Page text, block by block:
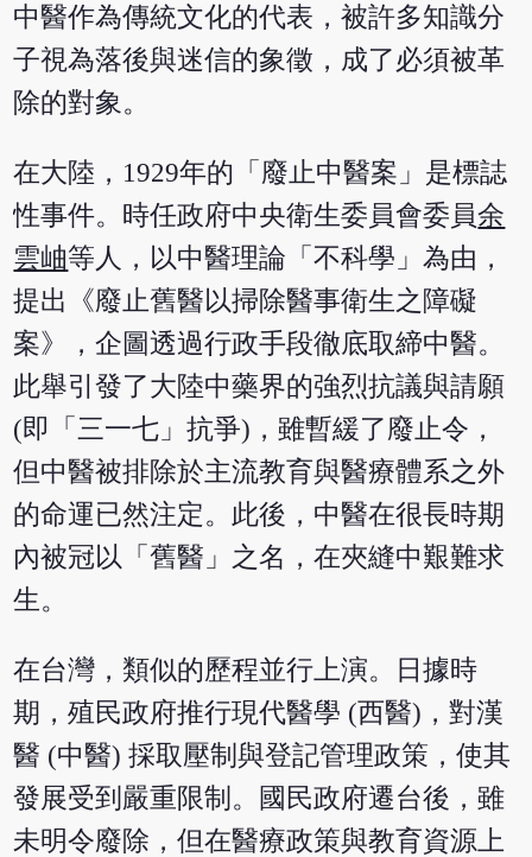
中醫作為傳統文化的代表，被許多知識分
子視為落後與迷信的象徵，成了必須被革
除的對象。
在大陸，1929年的「廢止中醫案」是標誌
性事件。時任政府中央衛生委員會委員余
雲岫等人，以中醫理論「不科學」為由，
提出《廢止舊醫以掃除醫事衛生之障礙
案》，企圖透過行政手段徹底取締中醫。
此舉引發了大陸中藥界的強烈抗議與請願
(即「三一七」抗爭)，雖暫緩了廢止令，
但中醫被排除於主流教育與醫療體系之外
的命運已然注定。此後，中醫在很長時期
內被冠以「舊醫」之名，在夾縫中艱難求
生。
在台灣，類似的歷程並行上演。日據時
期，殖民政府推行現代醫學 (西醫)，對漢
醫 (中醫) 採取壓制與登記管理政策，使其
發展受到嚴重限制。國民政府遷台後，雖
未明令廢除，但在醫療政策與教育資源上